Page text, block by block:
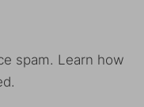
spam. Learn how